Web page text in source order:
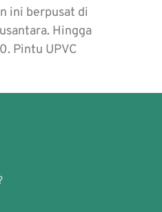
ini berpusat di
Hingga
Pintu UPVC